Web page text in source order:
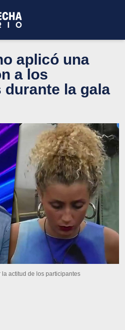
aplicó una
a los
la gala
actitud de los participantes